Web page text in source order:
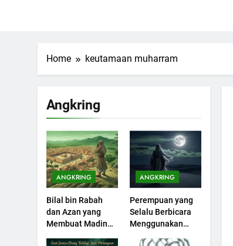
Home keutamaan muharram
Angkring
ANGKRING
Bilal bin Rabah
dan Azan yang
Membuat Madinah
ANGKRING
Perempuan yang
Selalu Berbicara
Menggunakan
Khutbah Idul Fitri di
Rumah
KHUTBAH
201
Khutbah jumat:
Sejarah Seebagai
Pembangkit Jiwa